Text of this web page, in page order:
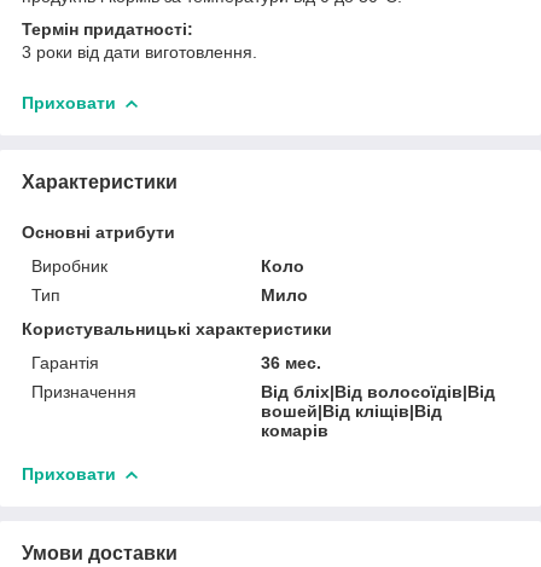
Термін придатності:
3 роки від дати виготовлення.
Приховати
Характеристики
Основні атрибути
Виробник
Коло
Тип
Мило
Користувальницькі характеристики
Гарантія
36 мес.
Призначення
Від бліх|Від волосоїдів|Від
вошей|Від кліщів|Від
комарів
Приховати
Умови доставки